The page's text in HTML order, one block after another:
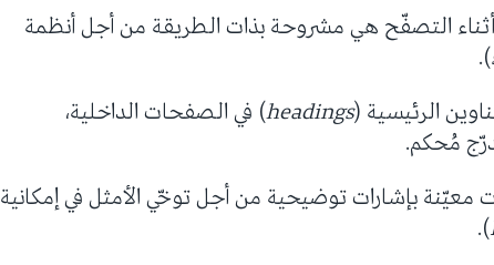
أثناء التصفّح هي مشروحة بذات الطريقة من أجل أنظمة
).
الرئيسية (headings) في الصفحات الداخلية،
مُحكم.
بإشارات توضيحية من أجل توخّي الأمثل في إمكانية
).